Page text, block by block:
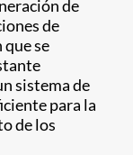
de
de
se
sistema de
para la
de los